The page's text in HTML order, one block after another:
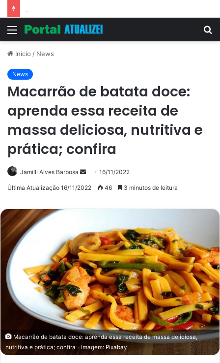
Menu
Início / News
News
Macarrão de batata doce:
aprenda essa receita de
massa deliciosa, nutritiva e
prática; confira
Jamilli Alves Barbosa
Mande16/11/2022
Última Atualização 16/11/2022 46 3 minutos de leitura
Macarrão de batata doce: aprenda essa receita de massa deliciosa,
nutritiva e prática; confira - Imagem: Pixabay